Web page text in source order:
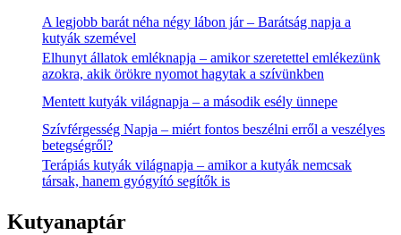
A legjobb barát néha négy lábon jár – Barátság napja a
kutyák szemével
Elhunyt állatok emléknapja – amikor szeretettel emlékezünk
azokra, akik örökre nyomot hagytak a szívünkben
Mentett kutyák világnapja – a második esély ünnepe
Szívférgesség Napja – miért fontos beszélni erről a veszélyes
betegségről?
Terápiás kutyák világnapja – amikor a kutyák nemcsak
társak, hanem gyógyító segítők is
Kutyanaptár